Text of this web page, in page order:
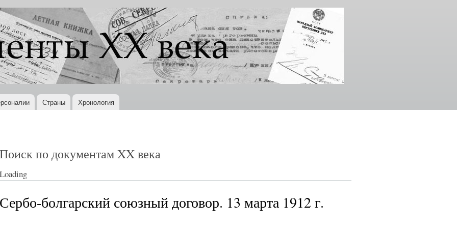
Перейти к
основному
содержанию
Страны Хронология
Поиск по документам XX века
Loading
Сербо-болгарский союзный договор. 13 марта 1912 г.